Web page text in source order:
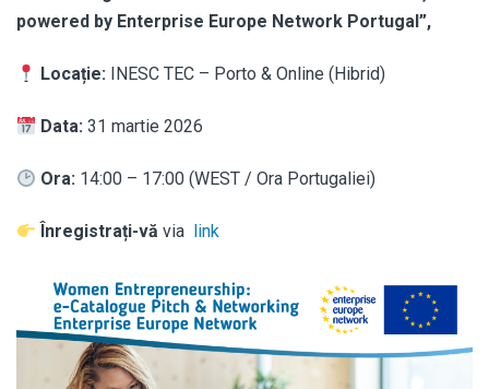
powered by Enterprise Europe Network Portugal”,
Locație: INESC TEC – Porto & Online (Hibrid)
Data: 31 martie 2026
Ora: 14:00 – 17:00 (WEST / Ora Portugaliei)
Înregistrați-văvia link